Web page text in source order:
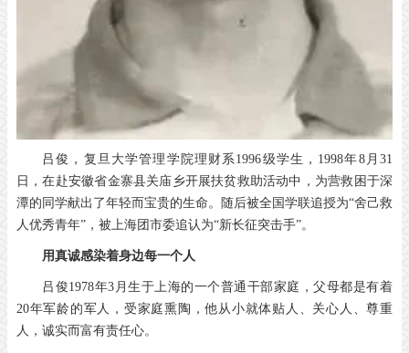
吕俊，复旦大学管理学院理财系1996级学生，1998年8月31
日，在赴安徽省金寨县关庙乡开展扶贫救助活动中，为营救困于深
潭的同学献出了年轻而宝贵的生命。随后被全国学联追授为“舍己救
人优秀青年”，被上海团市委追认为“新长征突击手”。
用真诚感染着身边每一个人
吕俊1978年3月生于上海的一个普通干部家庭，父母都是有着
20年军龄的军人，受家庭熏陶，他从小就体贴人、关心人、尊重
人，诚实而富有责任心。